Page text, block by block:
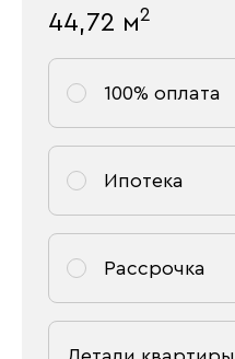
44,72 м2
100% оплата
Ипотека
Рассрочка